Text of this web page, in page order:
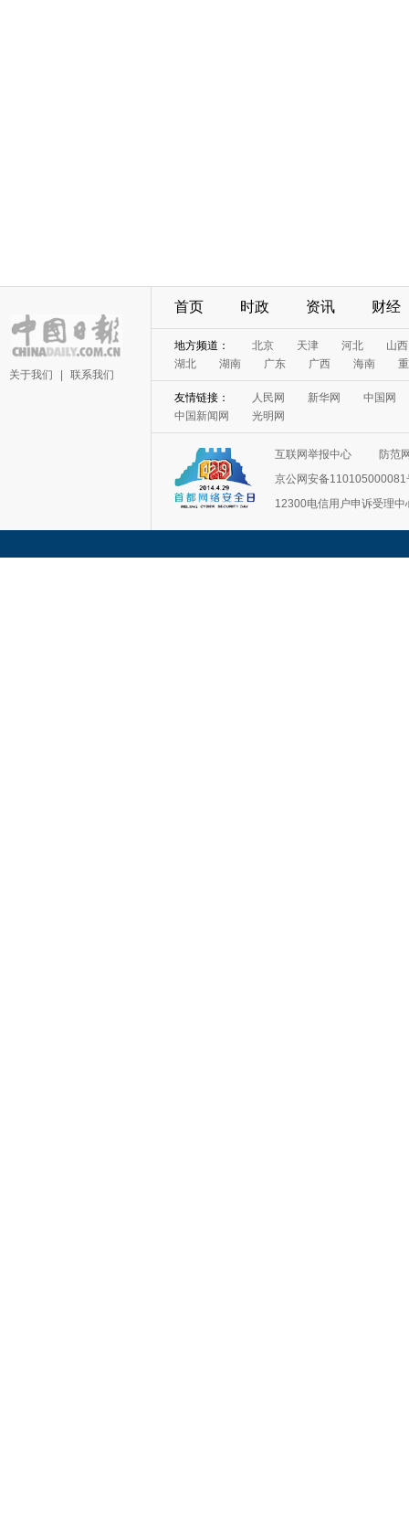
关于我们 联系我们
首页 时政 资讯 财经
地方频道： 北京 天津 河北
山西
湖北
湖南 广东 广西 海南
友情链接： 人民网 新华网
中国网
中国新闻网
光明网
互联网举报中心
防范
京公网安备110105000081
12300电信用户申诉受理中